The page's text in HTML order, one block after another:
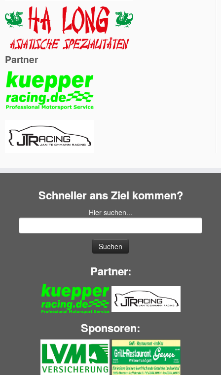
Partner
Schneller ans Ziel kommen?
Hier suchen...
Suchen
Partner:
Sponsoren: